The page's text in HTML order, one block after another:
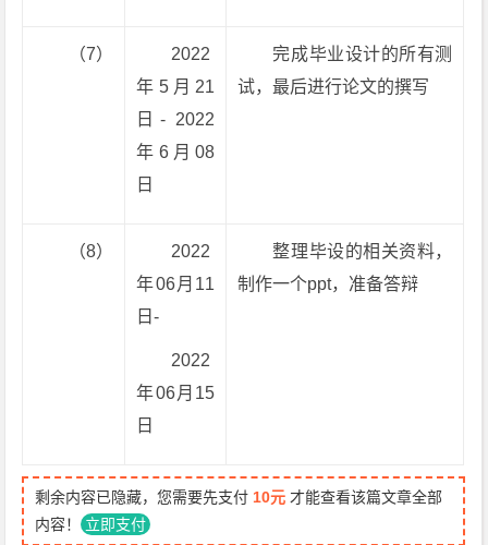
（7）
2022
年5月21
日- 2022
年6月08
日
完成毕业设计的所有测
试，最后进行论文的撰写
（8）
2022
年06月11
日-
2022
年06月15
日
整理毕设的相关资料，
制作一个ppt，准备答辩
剩余内容已隐藏，您需要先支付 10元 才能查看该篇文章全部
内容！ 立即支付